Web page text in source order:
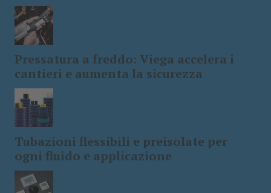
Pressatura a freddo: Viega accelera i
cantieri e aumenta la sicurezza
Tubazioni flessibili e preisolate per
ogni fluido e applicazione